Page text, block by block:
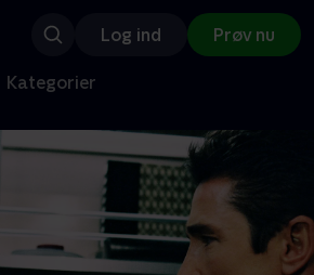
Log ind Prøv nu
Kategorier